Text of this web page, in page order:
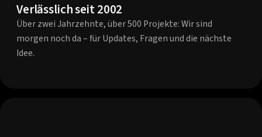
Verlässlich seit 2002
Über zwei Jahrzehnte, über 500 Projekte: Wir sind
morgen noch da – für Updates, Fragen und die nächste
Idee.